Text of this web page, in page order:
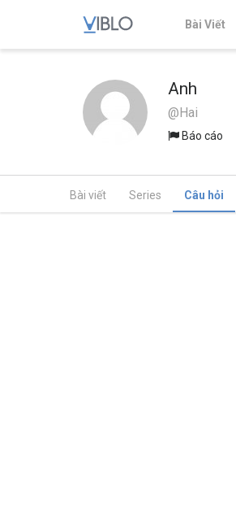
Bài Viết
Anh
@Hai
Báo cáo
Bài viết Series Câu hỏi